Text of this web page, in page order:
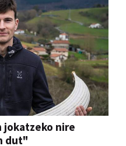
jokatzeko nire
dut"